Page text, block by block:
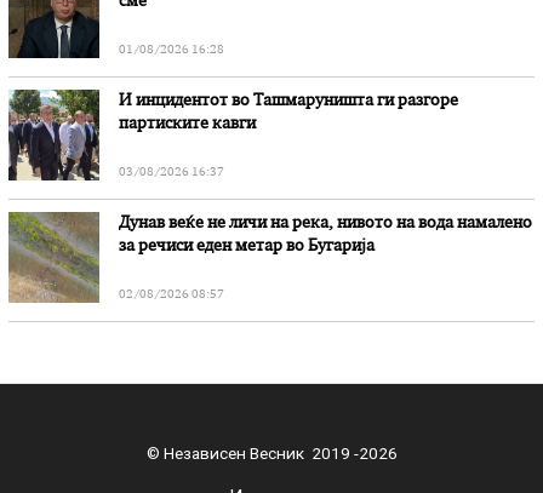
01/08/2026 16:28
И инцидентот во Ташмаруништa ги разгоре
партиските кавги
03/08/2026 16:37
Дунав веќе не личи на река, нивото на вода намалено
за речиси еден метар во Бугарија
02/08/2026 08:57
© Независен Весник 2019 -2026